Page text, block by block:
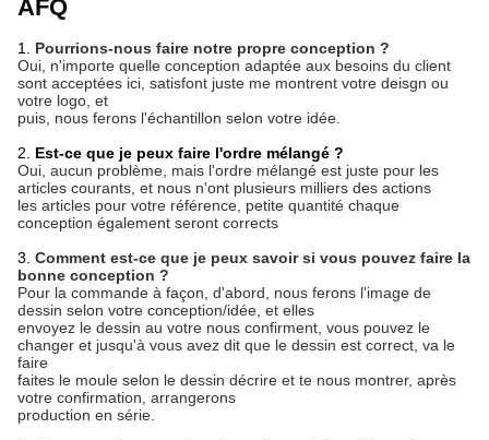
AFQ
1. Pourrions-nous faire notre propre conception ?
Oui, n'importe quelle conception adaptée aux besoins du client
sont acceptées ici, satisfont juste me montrent votre deisgn ou
votre logo, et
puis, nous ferons l'échantillon selon votre idée.
2. Est-ce que je peux faire l'ordre mélangé ?
Oui, aucun problème, mais l'ordre mélangé est juste pour les
articles courants, et nous n'ont plusieurs milliers des actions
les articles pour votre référence, petite quantité chaque
conception également seront corrects
3. Comment est-ce que je peux savoir si vous pouvez faire la
bonne conception ?
Pour la commande à façon, d'abord, nous ferons l'image de
dessin selon votre conception/idée, et elles
envoyez le dessin au votre nous confirment, vous pouvez le
changer et jusqu'à vous avez dit que le dessin est correct, va le
faire
faites le moule selon le dessin décrire et te nous montrer, après
votre confirmation, arrangerons
production en série.